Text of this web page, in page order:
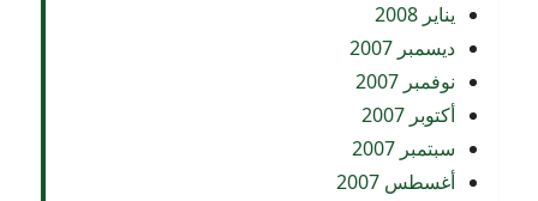
يناير 2008
ديسمبر 2007
نوفمبر 2007
أكتوبر 2007
سبتمبر 2007
أغسطس 2007